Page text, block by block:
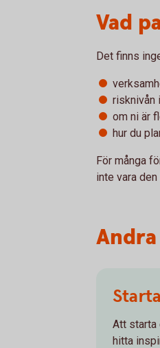
Vad
Det finns
risknivån
om ni är
hur du
För många
inte vara
Att starta
hitta